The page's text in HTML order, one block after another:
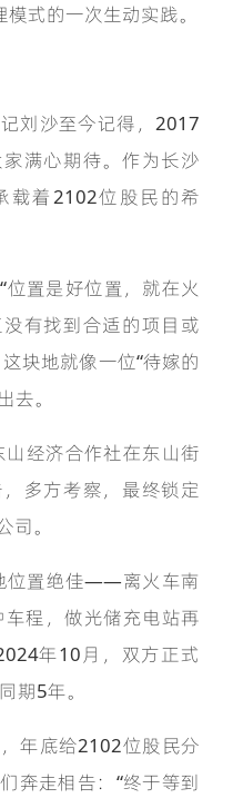
式的一次生动实践。
沙至今记得，2017
满心期待。作为长沙
载着2102位股民的希
置是好位置，就在火
有找到合适的项目或
块地就像一位“待嫁的
去。
经济合作社在东山街
多方考察，最终锁定
。
置绝佳——离火车南
程，做光储充电站再
年10月，双方正式
期5年。
底给2102位股民分
奔走相告：“终于等到